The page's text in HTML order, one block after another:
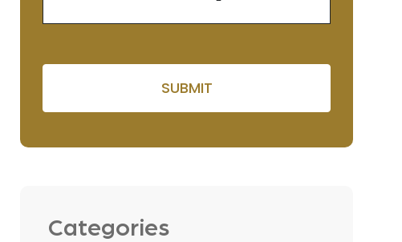
Categories